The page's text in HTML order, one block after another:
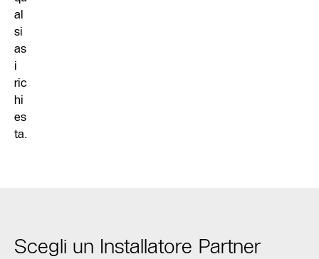
al
si
as
i
ric
hi
es
ta.
Scegli un Installatore Partner